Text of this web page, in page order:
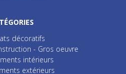
décoratifs
- Gros oeuvre
intérieurs
extérieurs